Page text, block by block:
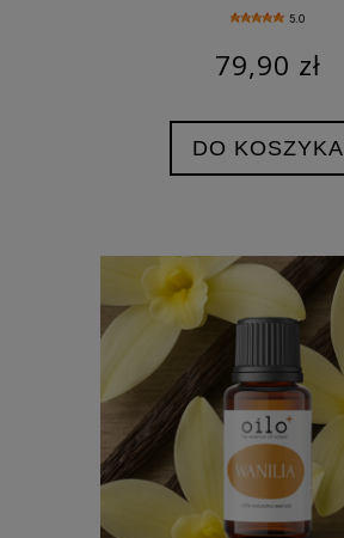
5.0
79,90 zł
DO KOSZYKA